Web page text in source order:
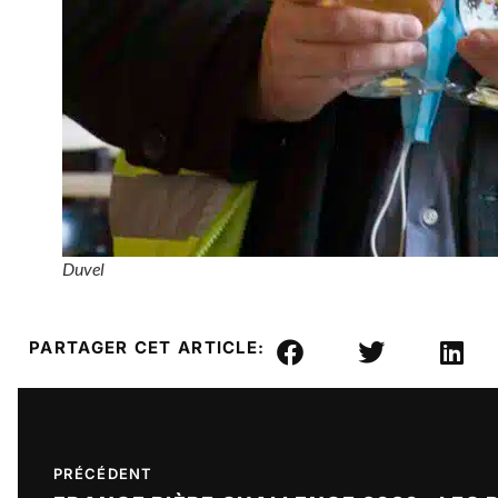
Duvel
PARTAGER CET ARTICLE:
PRÉCÉDENT